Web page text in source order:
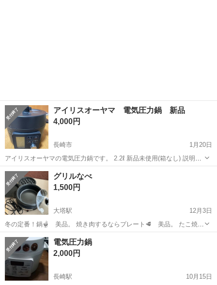
アイリスオーヤマ 電気圧力鍋 新品
4,000円
長崎市
1月20日
アイリスオーヤマの電気圧力鍋です。 2.2ℓ 新品未使用(箱なし) 説明書
あり 購入しましたが使う予定が無いので… 使って頂ける方宜しくお願
い致します。 ※長崎駅まで取りに来て頂ける方
長崎 長崎市 キッチン家電
グリルなべ
1,500円
大塔駅
12月3日
冬の定番！鍋🫕 美品。 焼き肉するならプレート🥩 美品。 たこ焼き
プレートだけは年季が入ってます🐙 引き渡しは日曜日。場所は大塔エ
レナ。
長崎 佐世保市 大塔駅
電気圧力鍋
2,000円
長崎駅
10月15日